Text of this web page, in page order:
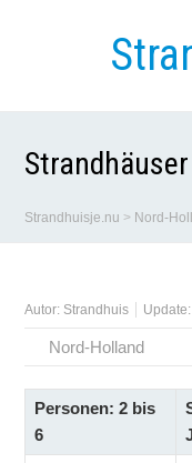
Strandhuisje.nu > Nord-
Autor: Strandhuis
Nord-Holland
Personen: 2 bis
6